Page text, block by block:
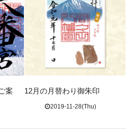
案
12月の月替わり御朱印
2019-11-28(Thu)